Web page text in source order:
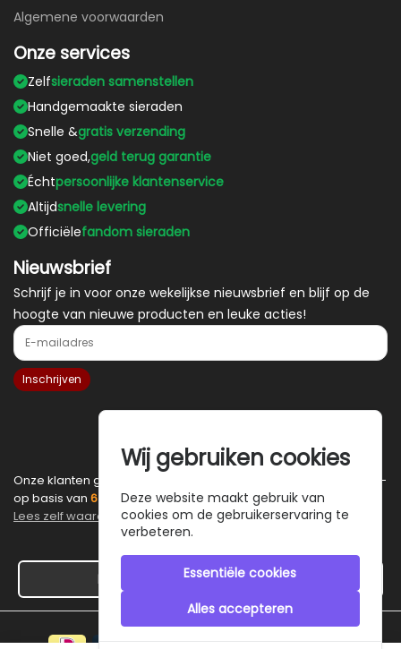
Algemene voorwaarden
Onze services
Zelfsieraden samenstellen
Handgemaakte sieraden
Snelle &gratis verzending
Niet goed,geld terug garantie
Échtpersoonlijke klantenservice
Altijdsnelle levering
Officiëlefandom sieraden
Nieuwsbrief
Schrijf je in voor onze wekelijkse nieuwsbrief en blijf op de
hoogte van nieuwe producten en leuke acties!
E-mailadres
Inschrijven
Onze klanten geven
-
op basis van 6 échte reviews.
Lees zelf waarom ze zo enthousiast zijn..
Hier de overeenkomst ontbinden
Veilig betalen met
Wij gebruiken cookies
Deze website maakt gebruik van
cookies om de gebruikerservaring te
verbeteren.
Essentiële cookies
Alles accepteren